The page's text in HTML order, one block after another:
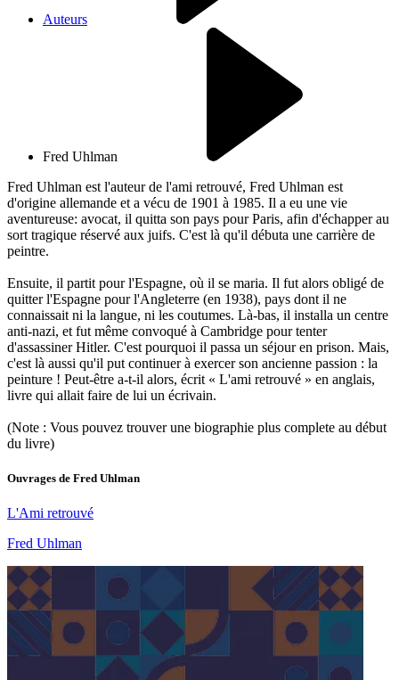
Auteurs
Fred Uhlman
Fred Uhlman est l'auteur de l'ami retrouvé, Fred Uhlman est
d'origine allemande et a vécu de 1901 à 1985. Il a eu une vie
aventureuse: avocat, il quitta son pays pour Paris, afin d'échapper au
sort tragique réservé aux juifs. C'est là qu'il débuta une carrière de
peintre.
Ensuite, il partit pour l'Espagne, où il se maria. Il fut alors obligé de
quitter l'Espagne pour l'Angleterre (en 1938), pays dont il ne
connaissait ni la langue, ni les coutumes. Là-bas, il installa un centre
anti-nazi, et fut même convoqué à Cambridge pour tenter
d'assassiner Hitler. C'est pourquoi il passa un séjour en prison. Mais,
c'est là aussi qu'il put continuer à exercer son ancienne passion : la
peinture ! Peut-être a-t-il alors, écrit « L'ami retrouvé » en anglais,
livre qui allait faire de lui un écrivain.
(Note : Vous pouvez trouver une biographie plus complete au début
du livre)
Ouvrages de Fred Uhlman
L'Ami retrouvé
Fred Uhlman